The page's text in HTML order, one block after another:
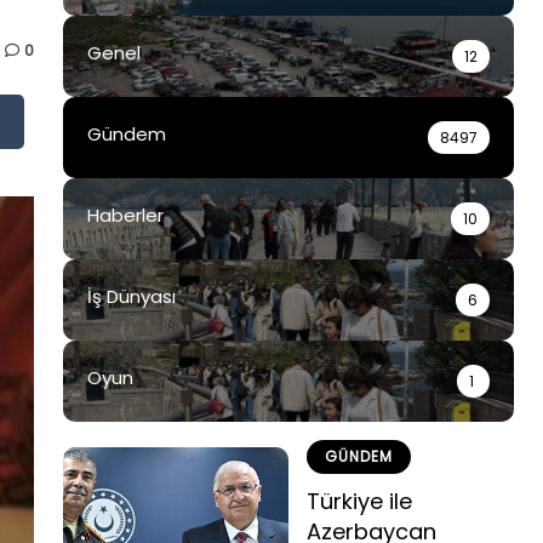
0 Genel 12
Gündem 8497
Haberler 10
İş Dünyası 6
Oyun 1
GÜNDEM
Türkiye ile
Azerbaycan